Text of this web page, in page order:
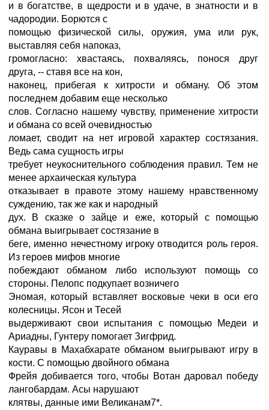
и в богатстве, в щедрости и в удаче, в знатности и в
чадородии. Борются с
помощью физической силы, оружия, ума или рук,
выставляя себя напоказ,
громогласно: хвастаясь, похваляясь, понося друг
друга, -- ставя все на кон,
наконец, прибегая к хитрости и обману. Об этом
последнем добавим еще несколько
слов. Согласно нашему чувству, применение хитрости
и обмана со всей очевидностью
ломает, сводит на нет игровой характер состязания.
Ведь сама сущность игры
требует неукоснительного соблюдения правил. Тем не
менее архаическая культура
отказывает в правоте этому нашему нравственному
суждению, так же как и народный
дух. В сказке о зайце и еже, который с помощью
обмана выигрывает состязание в
беге, именно нечестному игроку отводится роль героя.
Из героев мифов многие
побеждают обманом либо используют помощь со
стороны. Пелопс подкупает возничего
Эномая, который вставляет восковые чеки в оси его
колесницы. Ясон и Тесей
выдерживают свои испытания с помощью Медеи и
Ариадны, Гунтеру помогает Зигфрид.
Кауравы в Махабхарате обманом выигрывают игру в
кости. С помощью двойного обмана
Фрейя добивается того, чтобы Вотан даровал победу
лангобардам. Асы нарушают
клятвы, данные ими Великанам7*.